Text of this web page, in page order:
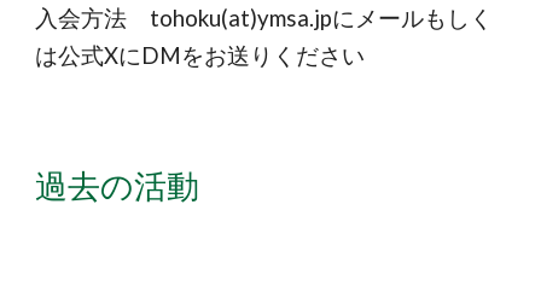
入会方法 tohoku(at)ymsa.jpにメールもしく
は公式XにDMをお送りください
過去の活動